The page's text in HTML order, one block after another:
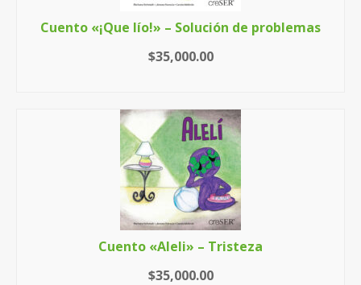
Cuento «¡Que lío!» – Solución de problemas
$35,000.00
Cuento «Aleli» – Tristeza
$35,000.00